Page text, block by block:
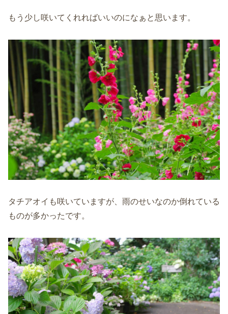
もう少し咲いてくれればいいのになぁと思います。
タチアオイも咲いていますが、雨のせいなのか倒れている
ものが多かったです。